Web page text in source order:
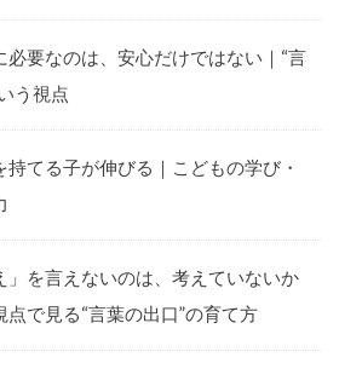
要なのは、安心だけではない｜“言
う視点
てる子が伸びる｜こどもの学び・
」を言えないのは、考えていないか
で見る“言葉の出口”の育て方